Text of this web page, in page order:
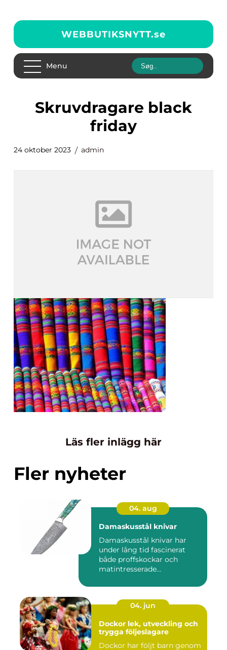
WEBBUTIKSNYTT.se
Menu
skruvdragare black
friday
24 oktober 2023 admin
Läs fler inlägg här
Fler nyheter
04. aug
Damaskusstål knivar
Damaskusstål knivar har
under lång tid fascinerat
både proffskockar och
matintresserade
04. jun
Dockor lek, utveckling och
trygga följeslagare
Dockor har följt barn genom